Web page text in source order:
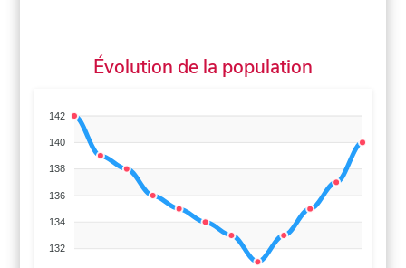
Évolution de la population
142
140
138
136
134
132